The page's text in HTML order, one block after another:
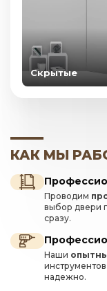
Скрытые
КАК МЫ
Проводим
выбор двери
сразу.
Наши
надежно.